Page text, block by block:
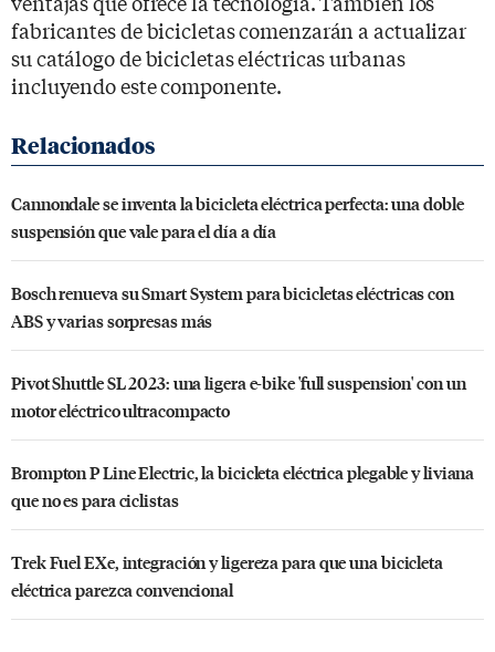
fabricantes de bicicletas comenzarán a actualizar
su catálogo de bicicletas eléctricas urbanas
incluyendo este componente.
Cannondale se inventa la bicicleta eléctrica perfecta: una doble
suspensión que vale para el día a día
Bosch renueva su Smart System para bicicletas eléctricas con
ABS y varias sorpresas más
Pivot Shuttle SL 2023: una ligera e-bike 'full suspension' con un
motor eléctrico ultracompacto
Brompton P Line Electric, la bicicleta eléctrica plegable y liviana
que no es para ciclistas
Trek Fuel EXe, integración y ligereza para que una bicicleta
eléctrica parezca convencional